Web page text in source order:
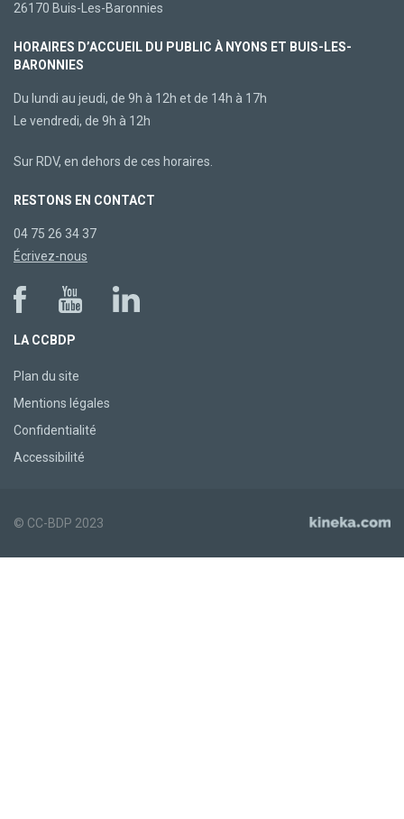
26170 Buis-Les-Baronnies
HORAIRES D’ACCUEIL DU PUBLIC À NYONS ET BUIS-LES-
BARONNIES
Du lundi au jeudi, de 9h à 12h et de 14h à 17h
Le vendredi, de 9h à 12h
Sur RDV, en dehors de ces horaires.
RESTONS EN CONTACT
04 75 26 34 37
Écrivez-nous
LA CCBDP
Plan du site
Mentions légales
Confidentialité
Accessibilité
© CC-BDP 2023